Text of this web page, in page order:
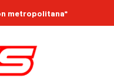
metropolitana*